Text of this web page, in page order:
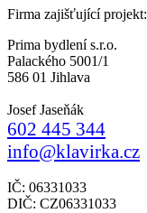
Firma zajišťující projekt:
Prima bydlení s.r.o.
Palackého 5001/1
586 01 Jihlava
Josef Jaseňák
602 445 344
info@klavirka.cz
IČ: 06331033
DIČ: CZ06331033